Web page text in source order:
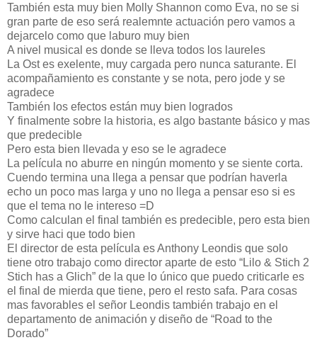
También esta muy bien Molly Shannon como Eva, no se si
gran parte de eso será realemnte actuación pero vamos a
dejarcelo como que laburo muy bien
A nivel musical es donde se lleva todos los laureles
La Ost es exelente, muy cargada pero nunca saturante. El
acompañamiento es constante y se nota, pero jode y se
agradece
También los efectos están muy bien logrados
Y finalmente sobre la historia, es algo bastante básico y mas
que predecible
Pero esta bien llevada y eso se le agradece
La película no aburre en ningún momento y se siente corta.
Cuendo termina una llega a pensar que podrían haverla
echo un poco mas larga y uno no llega a pensar eso si es
que el tema no le intereso =D
Como calculan el final también es predecible, pero esta bien
y sirve haci que todo bien
El director de esta película es Anthony Leondis que solo
tiene otro trabajo como director aparte de esto “Lilo & Stich 2
Stich has a Glich” de la que lo único que puedo criticarle es
el final de mierda que tiene, pero el resto safa. Para cosas
mas favorables el señor Leondis también trabajo en el
departamento de animación y diseño de “Road to the
Dorado”